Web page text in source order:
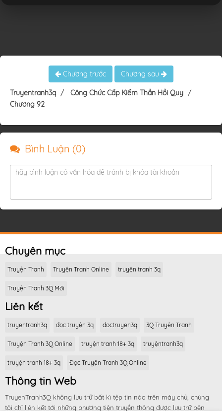
Chương trước Chương sau
Truyentranh3q
Công Chức Cấp Kiếm Thần Hồi Quy
Chương 92
Bình Luận (0)
hãy bình luận có văn hóa để tránh bị khóa tài khoản
Chuyên mục
Truyện Tranh Truyện Tranh Online truyện tranh 3q
Truyện Tranh 3Q Mới
Liên kết
truyentranh3q đọc truyện 3q doctruyen3q 3Q Truyện Tranh
Truyện Tranh 3Q Online truyện tranh 18+ 3q truyệntranh3q
truyện tranh 18+ 3q Đọc Truyện Tranh 3Q Online
Thông tin Web
TruyenTranh3Q không lưu trữ bất kì tệp tin nào trên máy chủ, chúng
tôi chỉ liên kết tới những phương tiện truyền thông được lưu trữ bên